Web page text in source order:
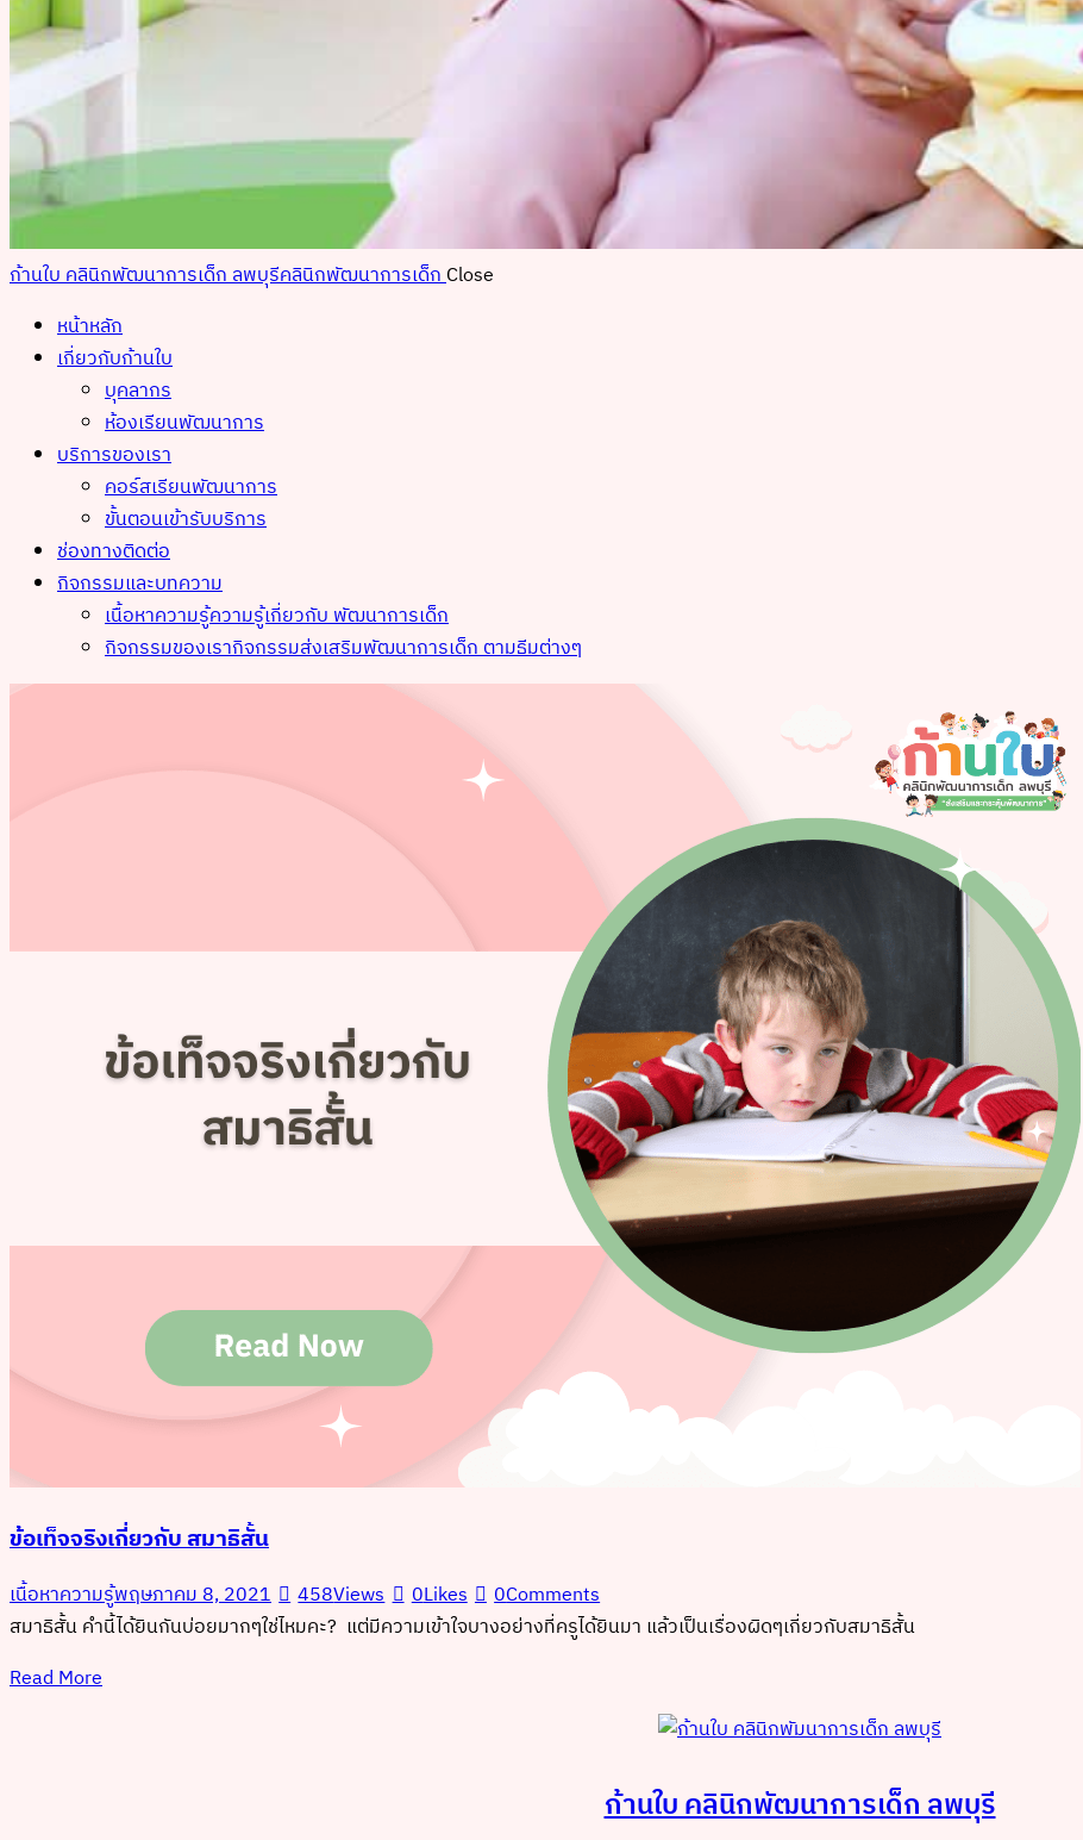
ก้านใบ คลินิกพัฒนาการเด็ก ลพบุรีคลินิกพัฒนาการเด็กClose
หน้าหลัก
เกี่ยวกับก้านใบ
บุคลากร
ห้องเรียนพัฒนาการ
บริการของเรา
คอร์สเรียนพัฒนาการ
ขั้นตอนเข้ารับบริการ
ช่องทางติดต่อ
กิจกรรมและบทความ
เนื้อหาความรู้ความรู้เกี่ยวกับ พัฒนาการเด็ก
กิจกรรมของเรากิจกรรมส่งเสริมพัฒนาการเด็ก ตามธีมต่างๆ
ข้อเท็จจริงเกี่ยวกับ สมาธิสั้น
เนื้อหาความรู้พฤษภาคม 8, 2021 458Views 0Likes 0Comments
สมาธิสั้น คำนี้ได้ยินกันบ่อยมากๆใช่ไหมคะ? แต่มีความเข้าใจบางอย่างที่ครูได้ยินมา แล้วเป็นเรื่องผิดๆเกี่ยวกับสมาธิสั้น
Read More
ก้านใบ คลินิกพัฒนาการเด็ก ลพบุรี